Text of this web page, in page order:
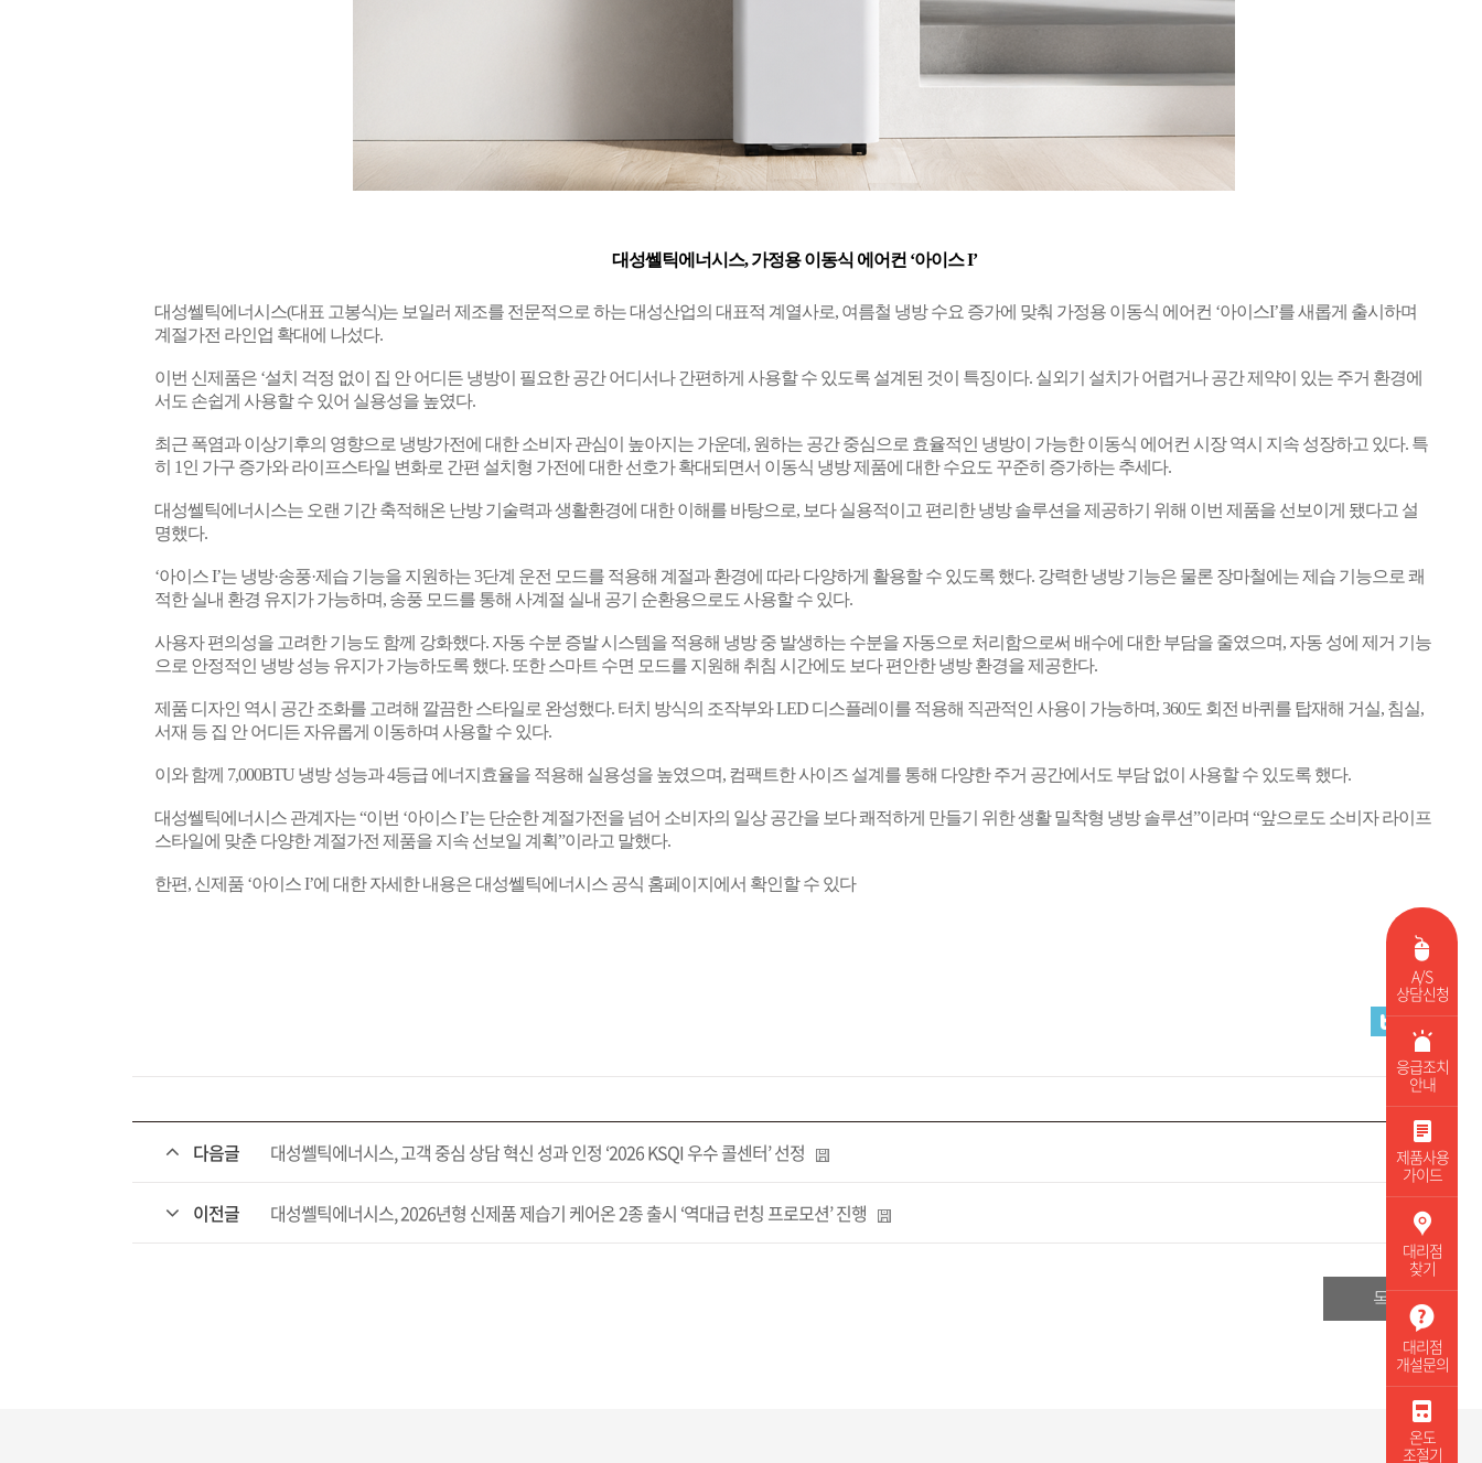
A/S
상담신청
응급조치
안내
제품사용
가이드
대리점
찾기
대리점
개설문의
온도
조절기
대성쎌틱에너시스,가정용 이동식 에어컨 ‘아이스I’
대성쎌틱에너시스(대표 고봉식)는 보일러 제조를 전문적으로 하는 대성산업의 대표적 계열사로, 여름철 냉방 수요 증가에 맞춰 가정용 이동식 에어컨 ‘아이스I’를 새롭게 출시하며
계절가전 라인업 확대에 나섰다.
이번 신제품은 ‘설치 걱정 없이 집 안 어디든 냉방이 필요한 공간 어디서나 간편하게 사용할 수 있도록 설계된 것이 특징이다. 실외기 설치가 어렵거나 공간 제약이 있는 주거 환경에
서도 손쉽게 사용할 수 있어 실용성을 높였다.
최근 폭염과 이상기후의 영향으로 냉방가전에 대한 소비자 관심이 높아지는 가운데 , 원하는 공간 중심으로 효율적인 냉방이 가능한 이동식 에어컨 시장 역시 지속 성장하고 있다. 특
히 1 인 가구 증가와 라이프스타일 변화로 간편 설치형 가전에 대한 선호가 확대되면서 이동식 냉방 제품에 대한 수요도 꾸준히 증가하는 추세다.
대성쎌틱에너시스는 오랜 기간 축적해온 난방 기술력과 생활환경에 대한 이해를 바탕으로, 보다 실용적이고 편리한 냉방 솔루션을 제공하기 위해 이번 제품을 선보이게 됐다고 설
명했다.
‘아이스I’는 냉방·송풍·제습 기능을 지원하는3단계 운전 모드를 적용해 계절과 환경에 따라 다양하게 활용할 수 있도록 했다. 강력한 냉방 기능은 물론 장마철에는 제습 기능으로 쾌
적한 실내 환경 유지가 가능하며, 송풍 모드를 통해 사계절 실내 공기 순환용으로도 사용할 수 있다.
사용자 편의성을 고려한 기능도 함께 강화했다. 자동 수분 증발 시스템을 적용해 냉방 중 발생하는 수분을 자동으로 처리함으로써 배수에 대한 부담을 줄였으며, 자동 성에 제거 기능
으로 안정적인 냉방 성능 유지가 가능하도록 했다. 또한 스마트 수면 모드를 지원해 취침 시간에도 보다 편안한 냉방 환경을 제공한다.
제품 디자인 역시 공간 조화를 고려해 깔끔한 스타일로 완성했다. 터치 방식의 조작부와LED 디스플레이를 적용해 직관적인 사용이 가능하며, 360도 회전 바퀴를 탑재해 거실, 침실,
서재 등 집 안 어디든 자유롭게 이동하며 사용할 수 있다.
이와 함께 7,000BTU 냉방 성능과4등급 에너지효율을 적용해 실용성을 높였으며, 컴팩트한 사이즈 설계를 통해 다양한 주거 공간에서도 부담 없이 사용할 수 있도록 했다.
대성쎌틱에너시스 관계자는 “이번 ‘아이스I’는 단순한 계절가전을 넘어 소비자의 일상 공간을 보다 쾌적하게 만들기 위한 생활 밀착형 냉방 솔루션”이라며 “앞으로도 소비자 라이프
스타일에 맞춘 다양한 계절가전 제품을 지속 선보일 계획”이라고 말했다.
한편, 신제품 ‘아이스I’에 대한 자세한 내용은 대성쎌틱에너시스 공식 홈페이지에서 확인할 수 있다
다음글 대성쎌틱에너시스, 고객 중심 상담 혁신 성과 인정 ‘2026 KSQI 우수 콜센터’ 선정
이전글 대성쎌틱에너시스, 2026년형 신제품 제습기 케어온 2종 출시 ‘역대급 런칭 프로모션’ 진행
목록